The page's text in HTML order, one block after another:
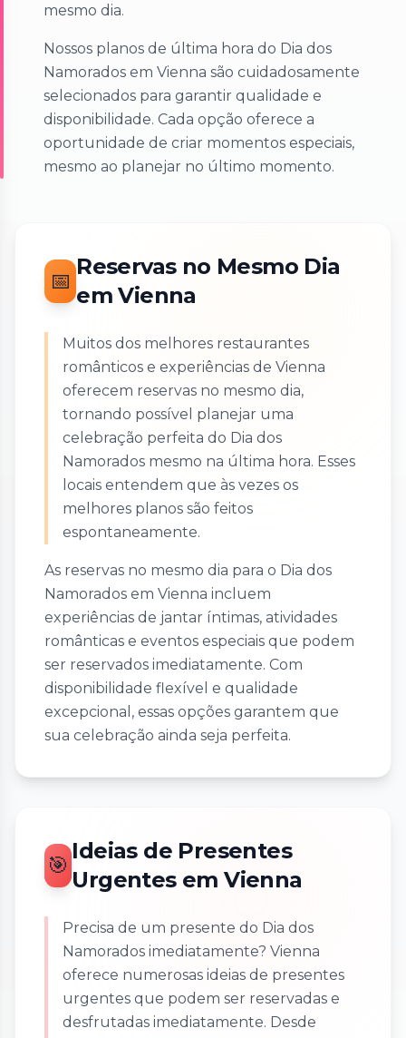
mesmo dia.
Nossos planos de última hora do Dia dos
Namorados em Vienna são cuidadosamente
selecionados para garantir qualidade e
disponibilidade. Cada opção oferece a
oportunidade de criar momentos especiais,
mesmo ao planejar no último momento.
📅
Reservas no Mesmo Dia
em Vienna
Muitos dos melhores restaurantes
românticos e experiências de Vienna
oferecem reservas no mesmo dia,
tornando possível planejar uma
celebração perfeita do Dia dos
Namorados mesmo na última hora. Esses
locais entendem que às vezes os
melhores planos são feitos
espontaneamente.
As reservas no mesmo dia para o Dia dos
Namorados em Vienna incluem
experiências de jantar íntimas, atividades
românticas e eventos especiais que podem
ser reservados imediatamente. Com
disponibilidade flexível e qualidade
excepcional, essas opções garantem que
sua celebração ainda seja perfeita.
🎯
Ideias de Presentes
Urgentes em Vienna
Precisa de um presente do Dia dos
Namorados imediatamente? Vienna
oferece numerosas ideias de presentes
urgentes que podem ser reservadas e
desfrutadas imediatamente. Desde